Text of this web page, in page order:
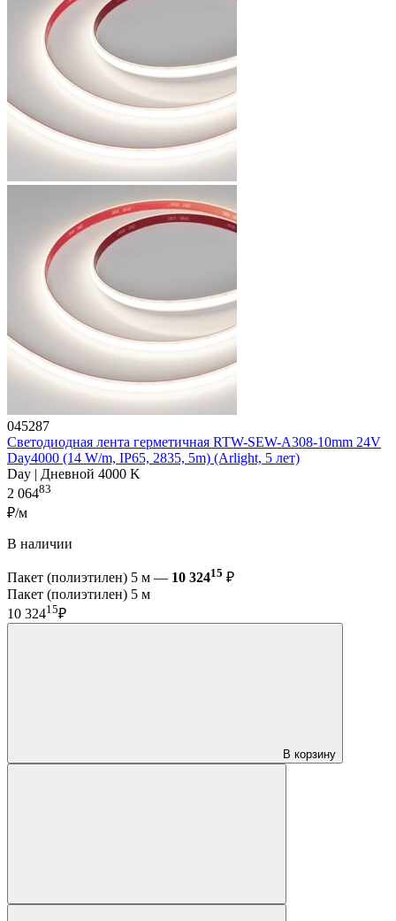
045287
Светодиодная лента герметичная RTW-SEW-A308-10mm 24V
Day4000 (14 W/m, IP65, 2835, 5m) (Arlight, 5 лет)
Day | Дневной 4000 K
2 06483
₽/м
В наличии
Пакет (полиэтилен) 5 м — 10 32415 ₽
Пакет (полиэтилен) 5 м
10 32415₽
В корзину